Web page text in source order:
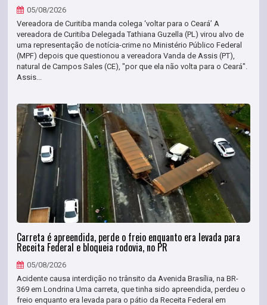
05/08/2026
Vereadora de Curitiba manda colega ‘voltar para o Ceará’ A
vereadora de Curitiba Delegada Tathiana Guzella (PL) virou alvo de
uma representação de notícia-crime no Ministério Público Federal
(MPF) depois que questionou a vereadora Vanda de Assis (PT),
natural de Campos Sales (CE), "por que ela não volta para o Ceará".
Assis...
Carreta é apreendida, perde o freio enquanto era levada para
Receita Federal e bloqueia rodovia, no PR
05/08/2026
Acidente causa interdição no trânsito da Avenida Brasília, na BR-
369 em Londrina Uma carreta, que tinha sido apreendida, perdeu o
freio enquanto era levada para o pátio da Receita Federal em